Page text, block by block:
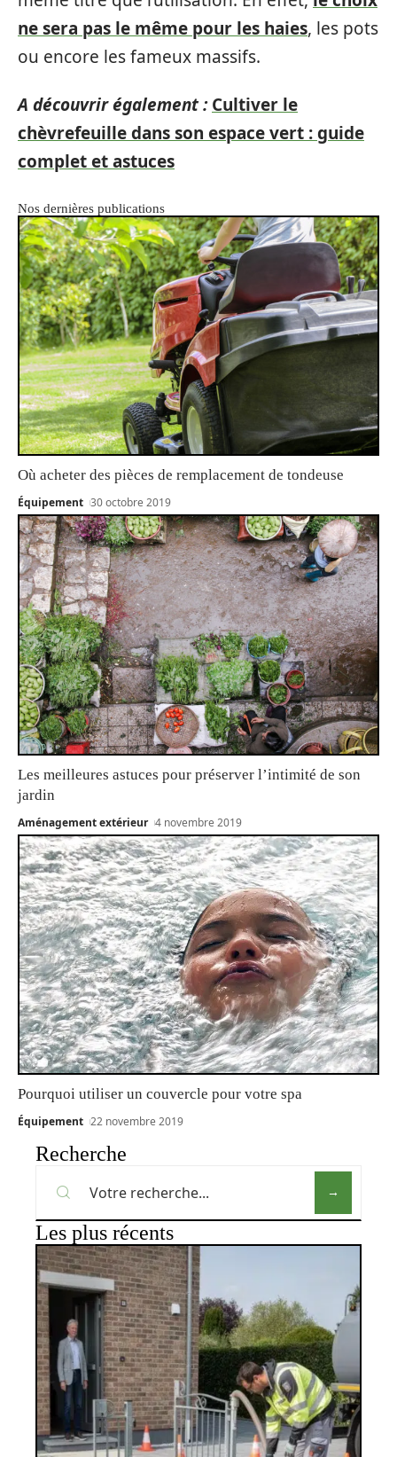
ne sera pas le même pour les haies, les pots
ou encore les fameux massifs.
A découvrir également : Cultiver le
chèvrefeuille dans son espace vert : guide
complet et astuces
Nos dernières publications
Où acheter des pièces de remplacement de tondeuse
Équipement 30 octobre 2019
Les meilleures astuces pour préserver l’intimité de son
jardin
Aménagement extérieur 4 novembre 2019
Pourquoi utiliser un couvercle pour votre spa
Équipement 22 novembre 2019
Recherche
Les plus récents